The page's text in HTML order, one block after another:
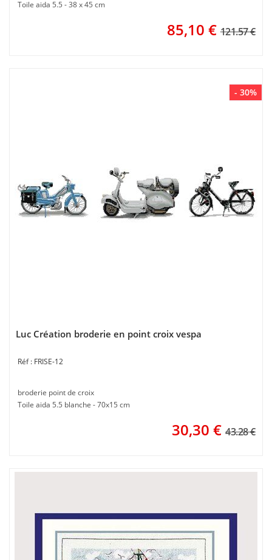
Toile aida 5.5 - 38 x 45 cm
85,10 € 121.57 €
- 30%
Luc Création broderie en point croix vespa
FRISE-12
broderie point de croix
Toile aida 5.5 blanche - 70x15 cm
30,30 € 43.28 €